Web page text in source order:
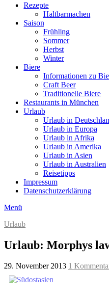
Rezepte
Haltbarmachen
Saison
Frühling
Sommer
Herbst
Winter
Biere
Informationen zu
Craft Beer
Traditionelle Biere
Restaurants in München
Urlaub
Urlaub in
Urlaub in Europa
Urlaub in Afrika
Urlaub in Amerika
Urlaub in Asien
Urlaub in Australien
Reisetipps
Impressum
Datenschutzerklärung
Menü
Urlaub
Urlaub: Morphys
29. November 2013 1